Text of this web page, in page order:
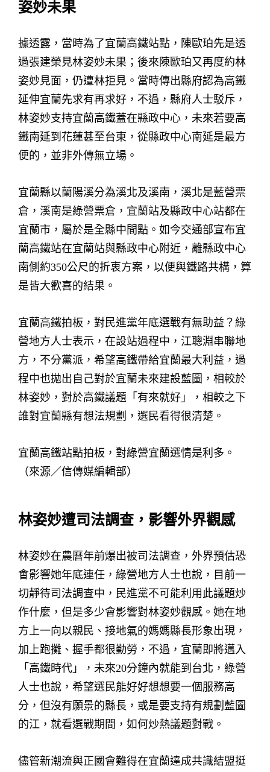
姿妙未果
據透露，當時為了宜蘭高鐵站點，陳歐珀先是透
過張建榮見林姿妙未果；後來陳歐珀又再度約林
姿妙見面，仍遭林拒見。當時傳出縣府認為高鐵
延伸宜蘭先求有再求好，不過，縣府人士駁斥，
林姿妙支持宜蘭高鐵蓋在縣政中心，未來若要高
鐵南延到花蓮甚至台東，從縣政中心南延是最方
便的，並非外傳無立場。
宜蘭縣以蘭陽溪分為溪北及溪南，溪北是藍營票
倉，溪南是綠營票倉，宜蘭站及縣政中心站都在
宜蘭市，屬於是全縣中間點。如今交通部宣布宜
蘭高鐵站在宜蘭站與縣政中心附近，離縣政中心
南側約350公尺的折衷方案，以便與鐵路共構，算
是皆大歡喜的結果。
宜蘭高鐵拍板，對民進黨年底選戰有無助益？綠
營地方人士表示，在設站過程中，江聰淵串聯地
方，不分黨派，希望高鐵帶給宜蘭最大利益，過
程中也拋出自己對於宜蘭未來建設藍圖，相較於
林姿妙，對於高鐵議題「有來就好」，相較之下
誰對宜蘭縣有想法規劃，選民看得很清楚。
宜蘭高鐵站點拍板，對綠營宜蘭選情是利多。
（來源／信傳媒編輯部）
林姿妙遭司法調查，影響外界觀感
林姿妙在農曆年前爆出被司法調查，外界預估恐
會影響她年底連任，綠營地方人士也說，目前一
切靜待司法調查中，民進黨不可能利用此議題炒
作什麼，但是多少會影響對林姿妙觀感。她在地
方上一向以親民、接地氣的媽媽縣長形象出現，
加上跑攤、握手都很勤勞，不過，宜蘭即將邁入
「高鐵時代」，未來20分鐘內就能到台北，綠營
人士也說，希望選民能好好想想要一個服務高
分，但沒有願景的縣長，或是要支持有規劃藍圖
的江，就看選戰期間，如何炒熱議題對戰。
儘管新潮流與正國會難得在宜蘭達成共識結盟挺